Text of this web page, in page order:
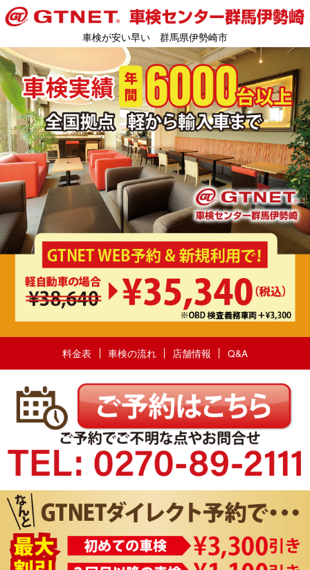
車検が安い早い 群馬県伊勢崎市
料金表 車検の流れ 店舗情報 Q&A